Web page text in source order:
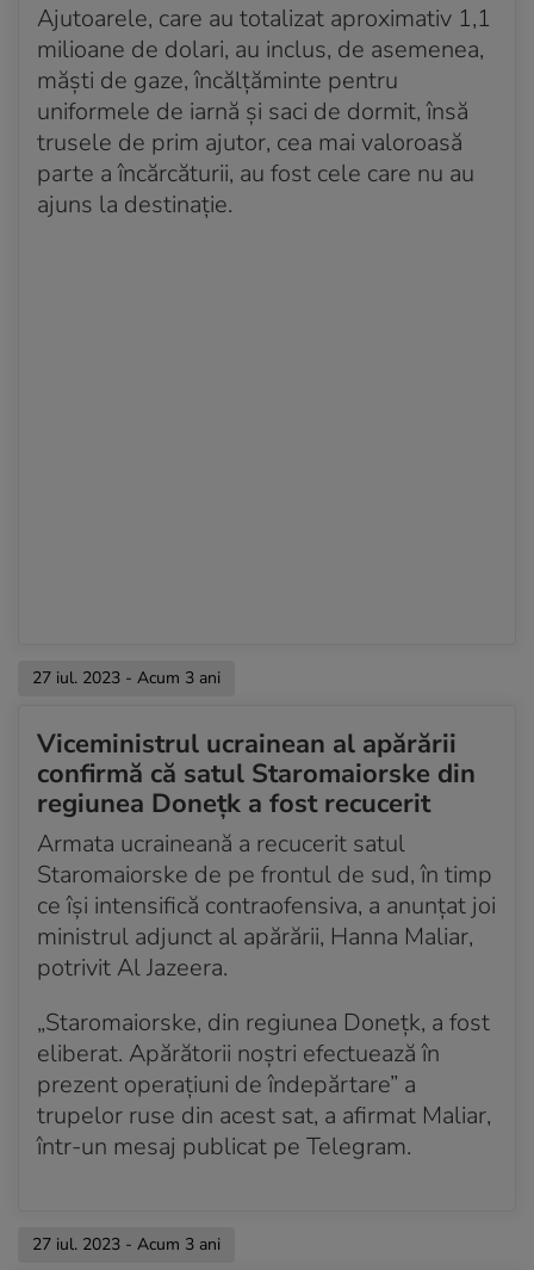
Ajutoarele, care au totalizat aproximativ 1,1
milioane de dolari, au inclus, de asemenea,
măști de gaze, încălțăminte pentru
uniformele de iarnă și saci de dormit, însă
trusele de prim ajutor, cea mai valoroasă
parte a încărcăturii, au fost cele care nu au
ajuns la destinație.
27 iul. 2023 - Acum 3 ani
Viceministrul ucrainean al apărării
confirmă că satul Staromaiorske din
regiunea Donețk a fost recucerit
Armata ucraineană a recucerit satul
Staromaiorske de pe frontul de sud, în timp
ce își intensifică contraofensiva, a anunțat joi
ministrul adjunct al apărării, Hanna Maliar,
potrivit Al Jazeera.
„Staromaiorske, din regiunea Donețk, a fost
eliberat. Apărătorii noștri efectuează în
prezent operațiuni de îndepărtare” a
trupelor ruse din acest sat, a afirmat Maliar,
într-un mesaj publicat pe Telegram.
27 iul. 2023 - Acum 3 ani